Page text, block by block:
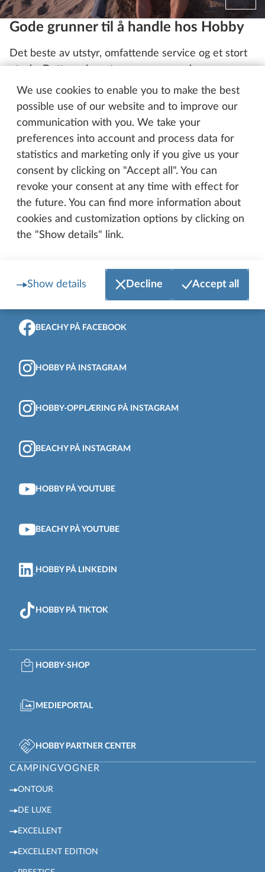
We use cookies to enable you to make the best
possible use of our website and to improve our
communication with you. We take your
preferences into account and process data for
statistics and marketing only if you give us your
consent by clicking on "Accept all". You can
revoke your consent at any time with effect for
the future. You can find more information about
cookies and customization options by clicking on
the "Show details" link.
Show details Decline Accept all
Gode grunner til å handle hos Hobby
Det beste av utstyr, omfattende service og et stort
utvalg. Dette er bare tre av mange gode grunner
som taler til fordel for Hobby. Vil du vite mer? Sjekk
ut alle fordelene som Hobby gir deg.
Våre sterke sider – dine fordeler
HOBBY PÅ FACEBOOK
BEACHY PÅ FACEBOOK
HOBBY PÅ INSTAGRAM
HOBBY-OPPLÆRING PÅ INSTAGRAM
BEACHY PÅ INSTAGRAM
HOBBY PÅ YOUTUBE
BEACHY PÅ YOUTUBE
HOBBY PÅ LINKEDIN
HOBBY PÅ TIKTOK
HOBBY-SHOP
MEDIEPORTAL
HOBBY PARTNER CENTER
CAMPINGVOGNER
ONTOUR
DE LUXE
EXCELLENT
EXCELLENT EDITION